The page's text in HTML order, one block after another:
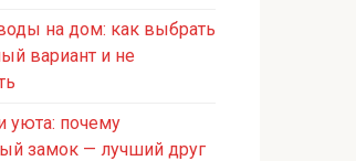
на дом: как выбрать
вариант и не
уюта: почему
замок — лучший друг